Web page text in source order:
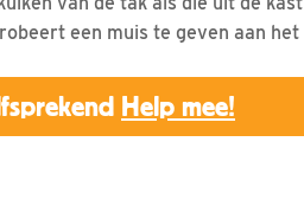
een muis te geven aan het
Help mee!